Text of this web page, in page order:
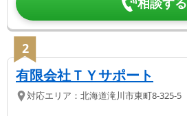
2
有限会社ＴＹサポート
対応エリア： 北海道滝川市東町8-325-5